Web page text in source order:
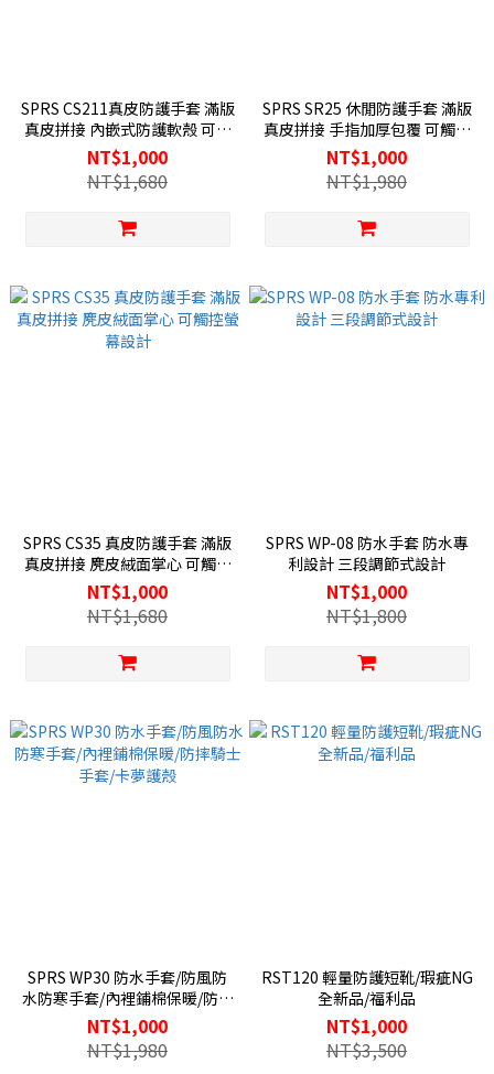
SPRS CS211真皮防護手套 滿版
真皮拼接 內嵌式防護軟殼 可觸
控螢幕設計
NT$1,000
NT$1,680
SPRS SR25 休閒防護手套 滿版
真皮拼接 手指加厚包覆 可觸控
螢幕設計
NT$1,000
NT$1,980
SPRS CS35 真皮防護手套 滿版
真皮拼接 麂皮絨面掌心 可觸控
螢幕設計
NT$1,000
NT$1,680
SPRS WP-08 防水手套 防水專
利設計 三段調節式設計
NT$1,000
NT$1,800
SPRS WP30 防水手套/防風防
水防寒手套/內裡鋪棉保暖/防摔
騎士手套/卡夢護殼
NT$1,000
NT$1,980
RST120 輕量防護短靴/瑕疵NG
全新品/福利品
NT$1,000
NT$3,500